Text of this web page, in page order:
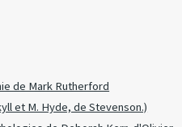
de Mark Rutherford
et M. Hyde, de Stevenson.)